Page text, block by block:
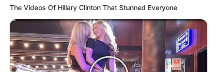
The Videos Of Hillary Clinton That Stunned Everyone